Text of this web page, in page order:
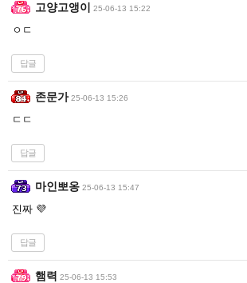
고양고앵이 25-06-13 15:22
ㅇㄷ
답글
존문가 25-06-13 15:26
ㄷㄷ
답글
마인뽀옹 25-06-13 15:47
진짜 💜
답글
햄력 25-06-13 15:53